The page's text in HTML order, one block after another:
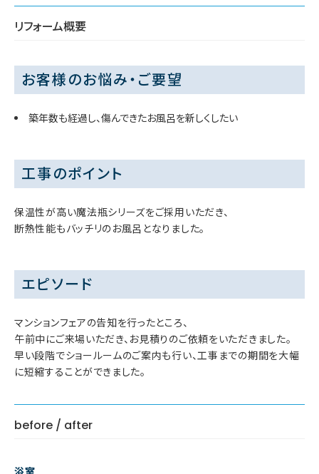
リフォーム概要
お客様のお悩み・ご要望
築年数も経過し、傷んできたお風呂を新しくしたい
工事のポイント
保温性が高い魔法瓶シリーズをご採用いただき、
断熱性能もバッチリのお風呂となりました。
エピソード
マンションフェアの告知を行ったところ、
午前中にご来場いただき、お見積りのご依頼をいただきました。
早い段階でショールームのご案内も行い、工事までの期間を大幅
に短縮することができました。
before / after